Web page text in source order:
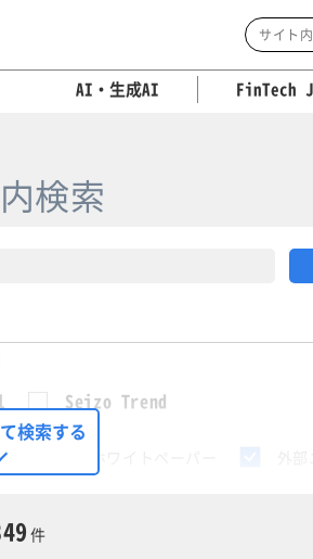
AI・生成AI FinTech
検索
Seizo Trend
動画
検索する
件